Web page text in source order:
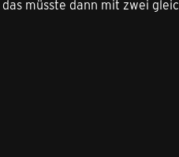
müsste dann mit zwei